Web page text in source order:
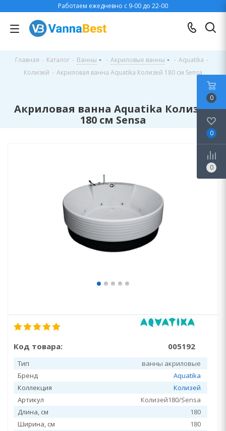
Работаем ежедневно с 9-00 до 22-00
Главная - Каталог - Ванны - Акриловые ванны - Aquatika -
Колизей - Акриловая ванна Aquatika Колизей 180 см Sensa
Акриловая ванна Aquatika Колизей
180 см Sensa
Код товара: 005192
Тип
ванны акриловые
Бренд
Aquatika
Коллекция
Колизей
Артикул
Колизей180/Sensa
Длина, см
180
Ширина, см
180
0
0
0